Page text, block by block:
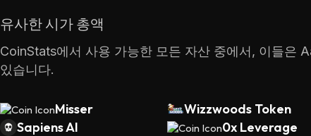
유사한 시가 총액
CoinStats에서 사용 가능한 모든 자산 중에서, 이들은
있습니다.
Misser Wizzwoods Token
Sapiens AI
0x Leverage